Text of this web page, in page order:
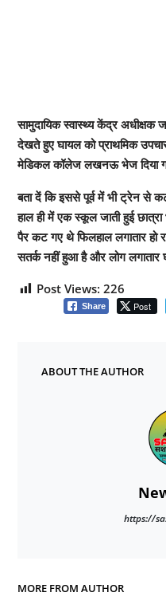
सामुदायिक स्वास्थ्य केंद्र
देखते हुए घायल को प्राथमिक
मेडिकल कॉलेज लखनऊ भेज दिया
बता दें कि इससे पूर्व में भी ट्रेन से
हाल ही में एक स्कूल जाती हुई
पैर कट गए थे फिलहाल लगातार
सतर्क नहीं हुआ है और लोग लगातार
Post Views: 226
Share Post
ABOUT THE AUTHOR
https://
MORE FROM AUTHOR